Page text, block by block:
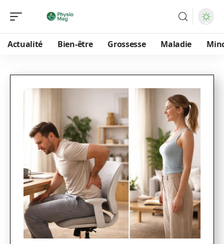
Actualité Bien-être Grossesse Maladie